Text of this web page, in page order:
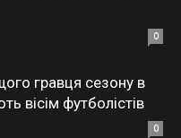
0
гравця сезону в
вісім футболістів
0